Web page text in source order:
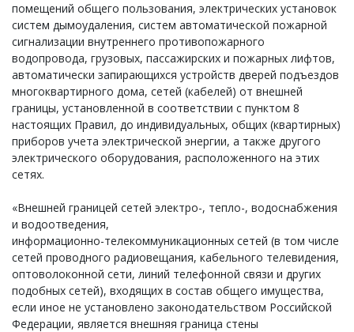
помещений общего пользования, электрических установок
систем дымоудаления, систем автоматической пожарной
сигнализации внутреннего противопожарного
водопровода, грузовых, пассажирских и пожарных лифтов,
автоматически запирающихся устройств дверей подъездов
многоквартирного дома, сетей (кабелей) от внешней
границы, установленной в соответствии с пунктом 8
настоящих Правил, до индивидуальных, общих (квартирных)
приборов учета электрической энергии, а также другого
электрического оборудования, расположенного на этих
сетях.
«Внешней границей сетей электро-, тепло-, водоснабжения
и водоотведения,
информационно-телекоммуникационных сетей (в том числе
сетей проводного радиовещания, кабельного телевидения,
оптоволоконной сети, линий телефонной связи и других
подобных сетей), входящих в состав общего имущества,
если иное не установлено законодательством Российской
Федерации, является внешняя граница стены